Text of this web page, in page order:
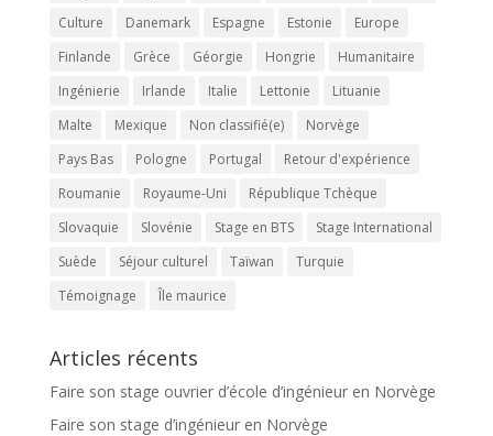
Culture
Danemark Espagne Estonie
Europe
Finlande
Grèce Géorgie Hongrie
Humanitaire
Ingénierie
Irlande Italie Lettonie
Lituanie
Malte
Mexique Non classifié(e)
Norvège
Pays Bas
Pologne Portugal
Retour d'expérience
Roumanie
Royaume-Uni
République Tchèque
Slovaquie
Slovénie Stage en BTS
Stage International
Suède
Séjour culturel Taïwan
Turquie
Témoignage
Île maurice
Articles récents
Faire son stage ouvrier d’école d’ingénieur en Norvège
Faire son stage d’ingénieur en Norvège